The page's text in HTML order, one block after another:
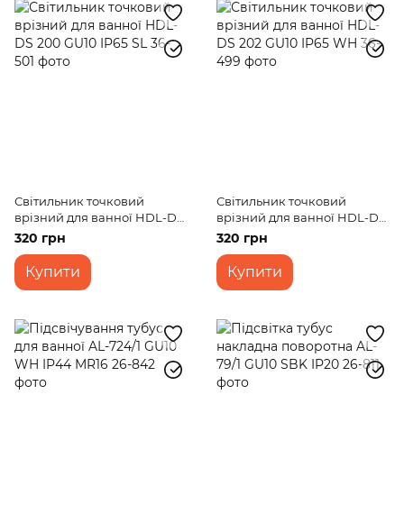
Світильник точковий
врізний для ванної HDL-DS
200 GU10 IP65 SL
320 грн
Купити
Світильник точковий
врізний для ванної HDL-DS
202 GU10 IP65 WH
320 грн
Купити